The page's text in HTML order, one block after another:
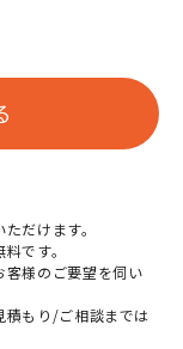
だけます。
です。
客様のご要望を伺い
積もり/ご相談までは